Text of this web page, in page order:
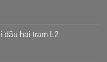
đầu hai trạm L2